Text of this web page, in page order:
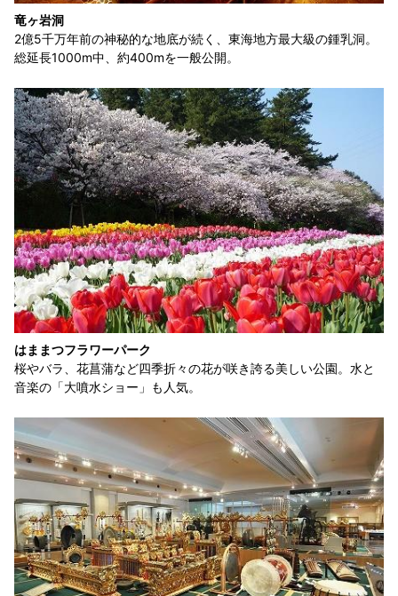
竜ヶ岩洞
2億5千万年前の神秘的な地底が続く、東海地方最大級の鍾乳洞。
総延長1000m中、約400mを一般公開。
はままつフラワーパーク
桜やバラ、花菖蒲など四季折々の花が咲き誇る美しい公園。水と
音楽の「大噴水ショー」も人気。